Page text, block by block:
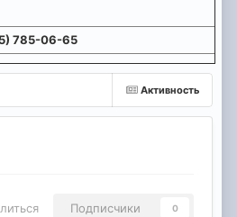
785-06-65
Активность
Подписчики 0